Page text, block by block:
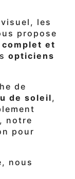
les
propose
complet et
opticiens
de
de soleil,
, notre
pour
nous